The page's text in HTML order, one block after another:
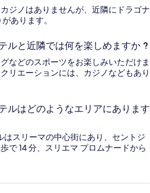
ジノはありませんが、近隣にドラゴナ
あります。
ルと近隣では何を楽しめますか ?
などのスポーツをお楽しみいただけま
リエーションには、カジノなどもあり
ルはどのようなエリアにあります
はスリーマの中心街にあり、セントジ
で 14 分、スリエマ プロムナードから